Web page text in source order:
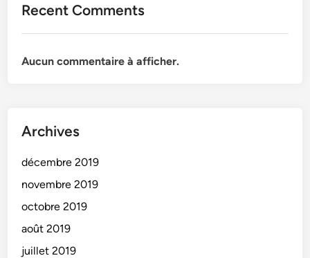
Recent Comments
Aucun commentaire à afficher.
Archives
décembre 2019
novembre 2019
octobre 2019
août 2019
juillet 2019